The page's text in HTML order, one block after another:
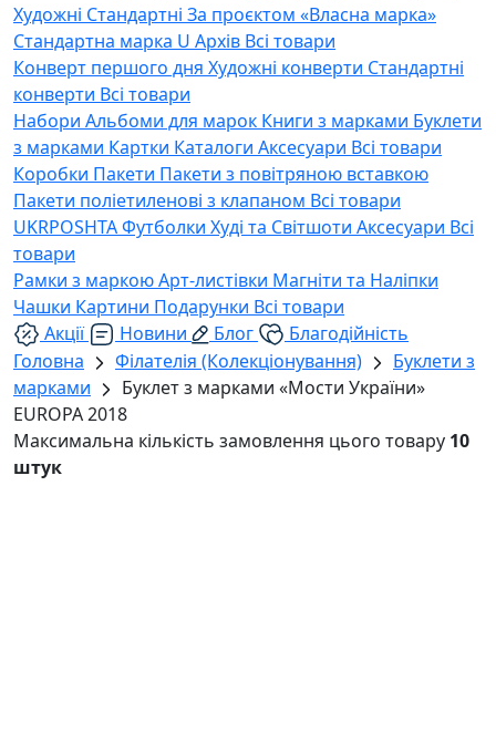
Художні Стандартні За проєктом «Власна марка»
Стандартна марка U Архів Всі товари
Конверт першого дня Художні конверти Стандартні
конверти Всі товари
Набори Альбоми для марок Книги з марками Буклети
з марками Картки Каталоги Аксесуари Всі товари
Коробки Пакети Пакети з повітряною вставкою
Пакети поліетиленові з клапаном Всі товари
UKRPOSHTAФутболки Худі та Світшоти Аксесуари Всі
товари
Рамки з маркоюАрт-листівки Магніти та Наліпки
Чашки Картини Подарунки Всі товари
Акції
Новини Блог
Благодійність
Головна
Філателія (Колекціонування)
Буклети з
марками
Буклет з марками «Мости України»
EUROPA 2018
Максимальна кількість замовлення цього товару 10
штук